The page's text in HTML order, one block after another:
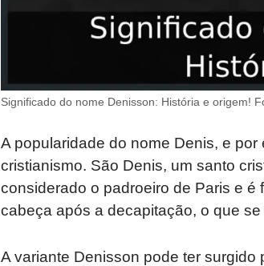
Significado do nome Denisson: História e origem!
A popularidade do nome Denis, e
cristianismo. São Denis, um santo
considerado o padroeiro de Paris e
cabeça após a decapitação, o que
A variante Denisson pode ter